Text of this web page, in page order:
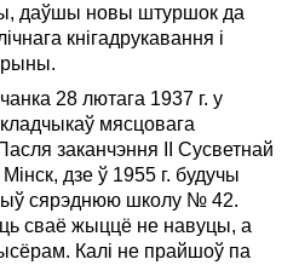
даўшы новы штуршок да
кнігадрукавання і
28 лютага 1937 г. у
мясцовага
заканчэння ІІ Сусветнай
дзе ў 1955 г. будучы
сярэднюю школу № 42.
сваё жыццё не навуцы, а
Калі не прайшоў па